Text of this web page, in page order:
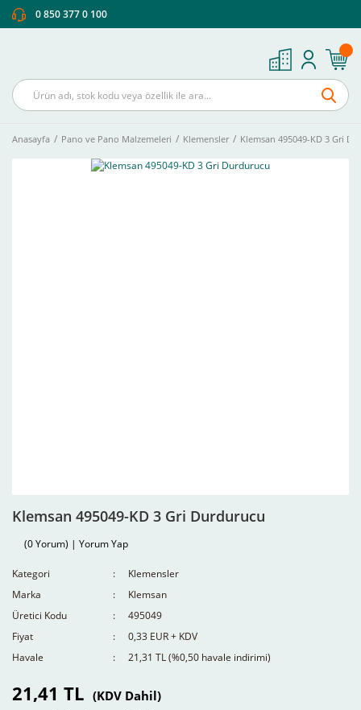
0 850 377 0 100
Anasayfa Pano ve Pano Malzemeleri Klemensler Klemsan 495049-KD 3 Gri
Klemsan 495049-KD 3 Gri Durdurucu
(0 Yorum) | Yorum Yap
Kategori
Klemensler
Marka
Klemsan
Üretici Kodu
495049
Fiyat
0,33 EUR + KDV
Havale
21,31 TL (%0,50 havale indirimi)
21,41 TL (KDV Dahil)